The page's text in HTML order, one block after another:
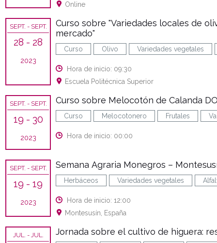
Online
SEPT. - SEPT.
28 - 28
2023
Curso sobre "Variedades locales de
mercado"
Curso Olivo Variedades vegetales
Hora de inicio: 09:30
Escuela Politécnica Superior
SEPT. - SEPT.
19 - 30
2023
Curso sobre Melocotón de Calanda
Curso Melocotonero Frutales
Hora de inicio: 00:00
SEPT. - SEPT.
19 - 19
2023
Semana Agraria Monegros –
Herbáceos Variedades vegetales
Hora de inicio: 12:00
Montesusín, España
JUL. - JUL. Jornada sobre el cultivo de higuera: